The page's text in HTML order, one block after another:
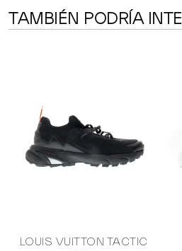
TAMBIÉN PODRÍA
LOUIS VUITTON TACTIC